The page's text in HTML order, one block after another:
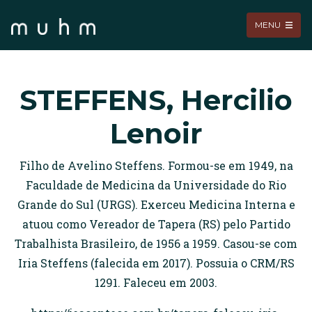
MENU
STEFFENS, Hercilio
Lenoir
Filho de Avelino Steffens. Formou-se em 1949, na
Faculdade de Medicina da Universidade do Rio
Grande do Sul (URGS). Exerceu Medicina Interna e
atuou como Vereador de Tapera (RS) pelo Partido
Trabalhista Brasileiro, de 1956 a 1959. Casou-se com
Iria Steffens (falecida em 2017). Possuia o CRM/RS
1291. Faleceu em 2003.